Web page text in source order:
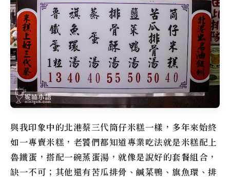
與我印象中的北港蔡三代筒仔米糕一樣，多年來始終
如一專賣米糕，老饕們都知道專業吃法就是米糕配上
魯鐵蛋，搭配一碗蒸蛋湯，就像是說好的套餐組合，
缺一不可；其他還有苦瓜排骨、鹹菜鴨、旗魚環、排